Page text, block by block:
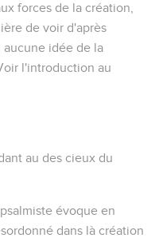
forces de la création,
de voir d'après
aucune idée de la
l'introduction au
au des cieux du
évoque en
dans là création